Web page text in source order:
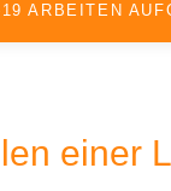
ARBEITEN
einer